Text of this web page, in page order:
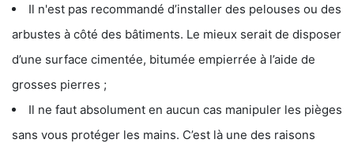
Il n'est pas recommandé d’installer des pelouses ou des
arbustes à côté des bâtiments. Le mieux serait de disposer
d’une surface cimentée, bitumée empierrée à l’aide de
grosses pierres ;
Il ne faut absolument en aucun cas manipuler les pièges
sans vous protéger les mains. C’est là une des raisons